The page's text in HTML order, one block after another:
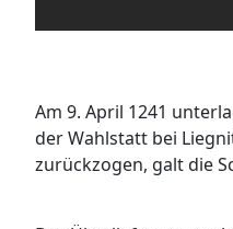
Am 9. April 1241
der Wahlstatt bei
zurückzogen, galt die